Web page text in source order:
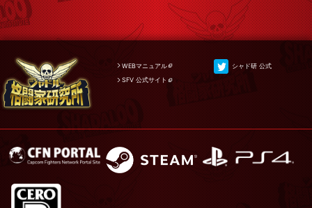
WEBマニュアル
SFV 公式サイト
シャド研 公式